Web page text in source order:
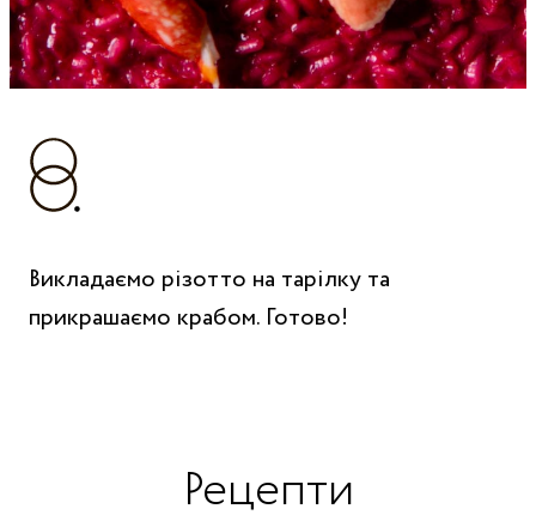
Викладаємо різотто на тарілку та
прикрашаємо крабом. Готово!
Рецепти